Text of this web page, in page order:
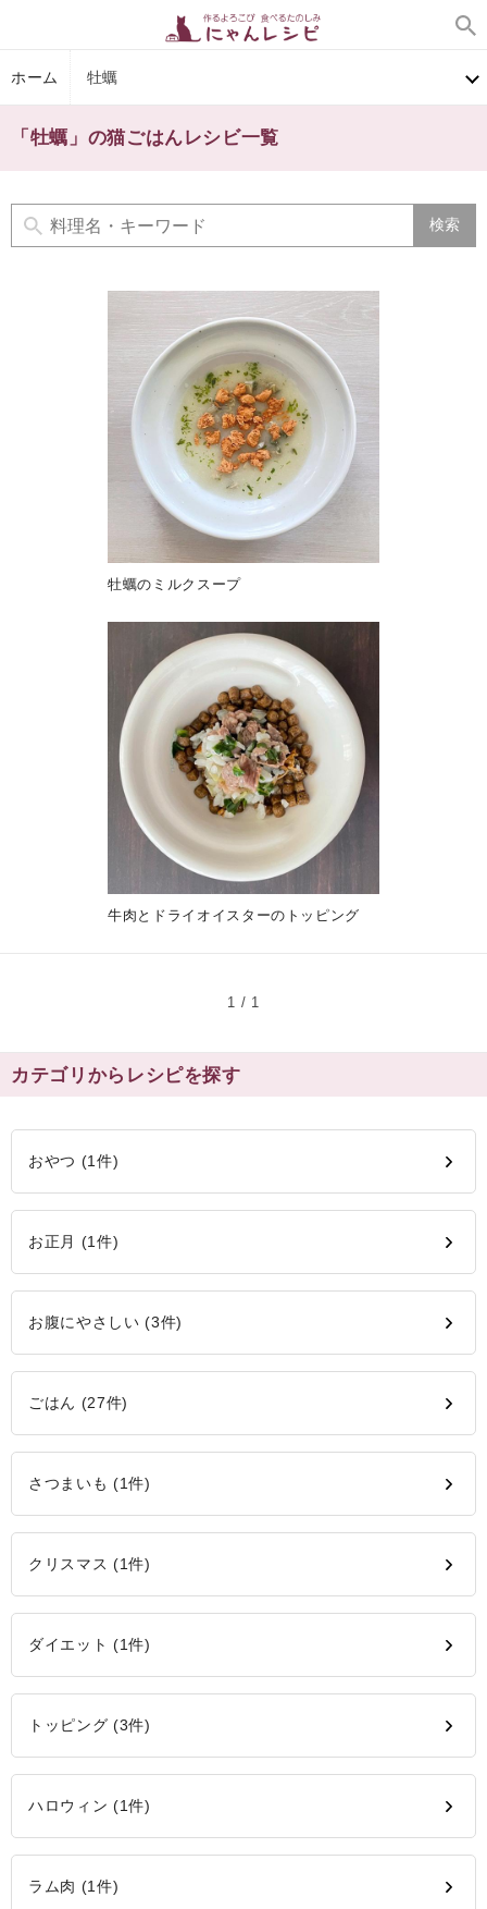
ホーム 牡蠣
「牡蠣」の猫ごはんレシビ一覧
牡蠣のミルクスープ
牛肉とドライオイスターのトッピング
1 / 1
カテゴリからレシピを探す
おやつ (1件)
お正月 (1件)
お腹にやさしい (3件)
ごはん (27件)
さつまいも (1件)
クリスマス (1件)
ダイエット (1件)
トッピング (3件)
ハロウィン (1件)
ラム肉 (1件)